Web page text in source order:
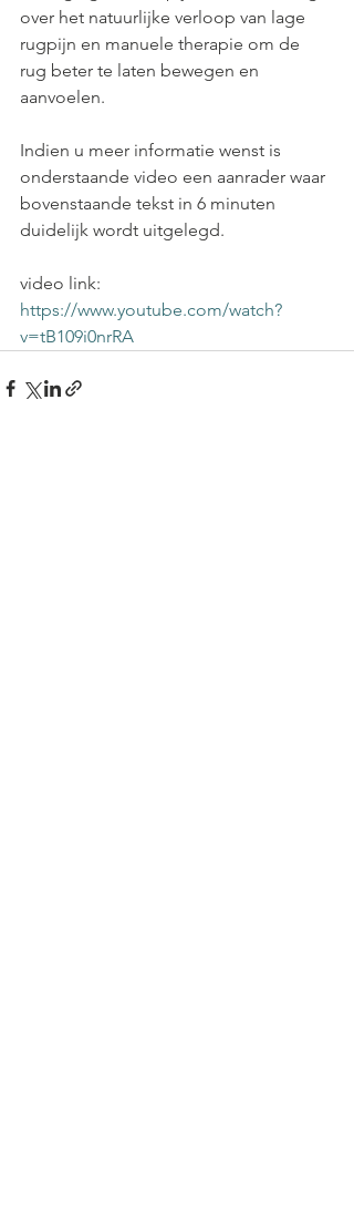
over het natuurlijke verloop van lage
rugpijn en manuele therapie om de
rug beter te laten bewegen en
aanvoelen.
Indien u meer informatie wenst is
onderstaande video een aanrader waar
bovenstaande tekst in 6 minuten
duidelijk wordt uitgelegd.
video link:
https://www.youtube.com/watch?
v=tB109i0nrRA